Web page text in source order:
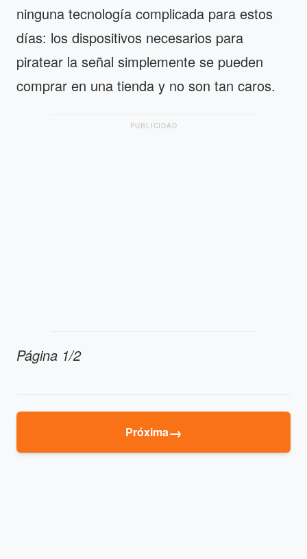
ninguna tecnología complicada para estos
días: los dispositivos necesarios para
piratear la señal simplemente se pueden
comprar en una tienda y no son tan caros.
PUBLICIDAD
Página 1/2
Próxima→